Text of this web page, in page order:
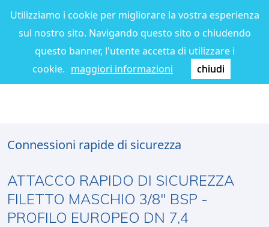
Utilizziamo i cookie per migliorare la vostra esperienza
sul nostro sito. Navigando questo sito o chiudendo
questo banner, l'utente accetta di utilizzare i
cookie. maggiori informazioni chiudi
Connessioni rapide di sicurezza
ATTACCO RAPIDO DI SICUREZZA
FILETTO MASCHIO 3/8" BSP -
PROFILO EUROPEO DN 7,4